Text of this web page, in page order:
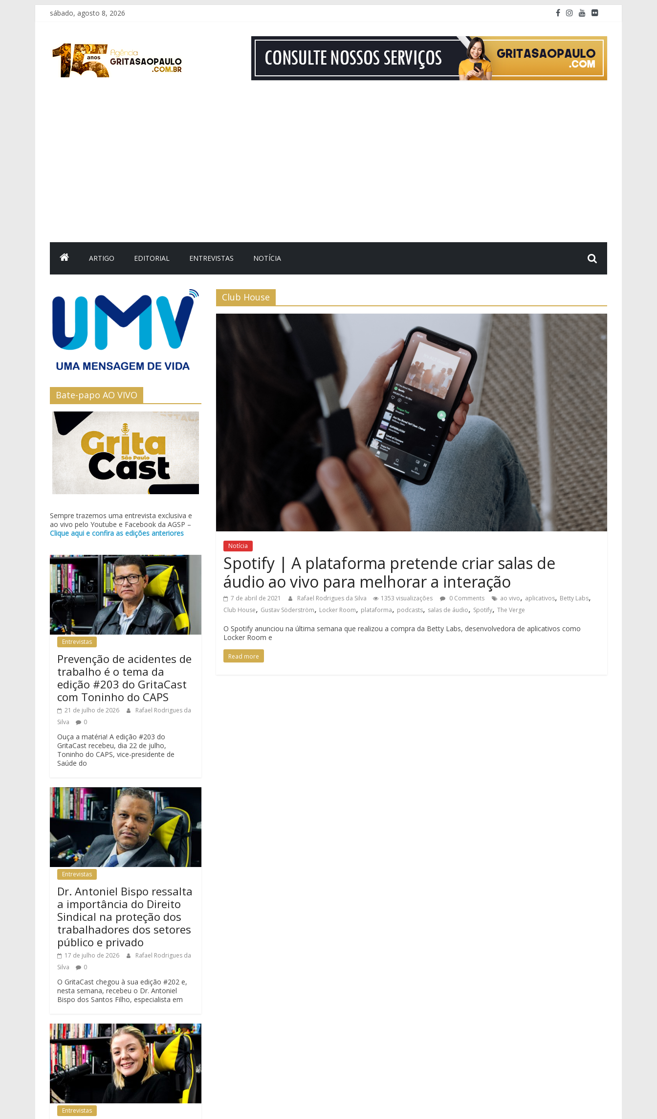
Pular
conteúdo
sábado, agosto 8, 2026
Grita
São
ARTIGO EDITORIAL ENTREVISTAS NOTÍCIA
Club House
Notícia
Spotify | A plataforma pretende criar salas de
áudio ao vivo para melhorar a interação
7 de abril de 2021 Rafael Rodrigues da Silva 1353 visualizações 0 Comments ao vivo, aplicativos, Betty Labs,
Club House, Gustav Söderström, Locker Room, plataforma, podcasts, salas de áudio, Spotify, The Verge
O Spotify anunciou na última semana que realizou a compra da Betty Labs, desenvolvedora de aplicativos como
Locker Room e
Read more
Bate-papo AO VIVO
Sempre trazemos uma entrevista exclusiva e
ao vivo pelo Youtube e Facebook da AGSP –
Clique aqui e confira as edições anteriores
Entrevistas
Prevenção de acidentes de
trabalho é o tema da
edição #203 do GritaCast
com Toninho do CAPS
21 de julho de 2026
Rafael Rodrigues da
Silva
0
Ouça a matéria! A edição #203 do
GritaCast recebeu, dia 22 de julho,
Toninho do CAPS, vice-presidente de
Saúde do
Entrevistas
Dr. Antoniel Bispo ressalta
a importância do Direito
Sindical na proteção dos
trabalhadores dos setores
público e privado
17 de julho de 2026
Rafael Rodrigues da
Silva
0
O GritaCast chegou à sua edição #202 e,
nesta semana, recebeu o Dr. Antoniel
Bispo dos Santos Filho, especialista em
Entrevistas